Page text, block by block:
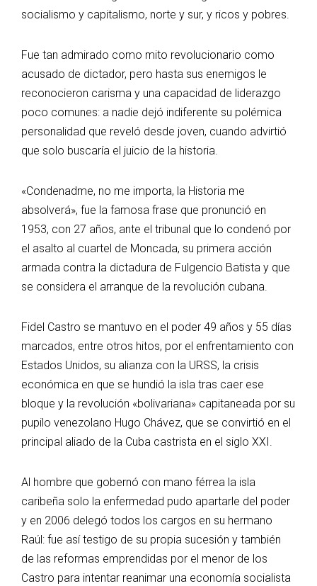
socialismo y capitalismo, norte y sur, y ricos y pobres.
Fue tan admirado como mito revolucionario como
acusado de dictador, pero hasta sus enemigos le
reconocieron carisma y una capacidad de liderazgo
poco comunes: a nadie dejó indiferente su polémica
personalidad que reveló desde joven, cuando advirtió
que solo buscaría el juicio de la historia.
«Condenadme, no me importa, la Historia me
absolverá», fue la famosa frase que pronunció en
1953, con 27 años, ante el tribunal que lo condenó por
el asalto al cuartel de Moncada, su primera acción
armada contra la dictadura de Fulgencio Batista y que
se considera el arranque de la revolución cubana.
Fidel Castro se mantuvo en el poder 49 años y 55 días
marcados, entre otros hitos, por el enfrentamiento con
Estados Unidos, su alianza con la URSS, la crisis
económica en que se hundió la isla tras caer ese
bloque y la revolución «bolivariana» capitaneada por su
pupilo venezolano Hugo Chávez, que se convirtió en el
principal aliado de la Cuba castrista en el siglo XXI.
Al hombre que gobernó con mano férrea la isla
caribeña solo la enfermedad pudo apartarle del poder
y en 2006 delegó todos los cargos en su hermano
Raúl: fue así testigo de su propia sucesión y también
de las reformas emprendidas por el menor de los
Castro para intentar reanimar una economía socialista